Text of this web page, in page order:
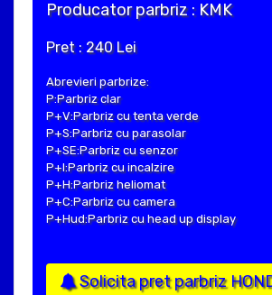
Producator parbriz : KMK
Pret : 240 Lei
Abrevieri parbrize:
P:Parbriz clar
P+V:Parbriz cu tenta verde
P+S:Parbriz cu parasolar
P+SE:Parbriz cu senzor
P+I:Parbriz cu incalzire
P+H:Parbriz heliomat
P+C:Parbriz cu camera
P+Hud:Parbriz cu head up display
Solicita pret parbriz